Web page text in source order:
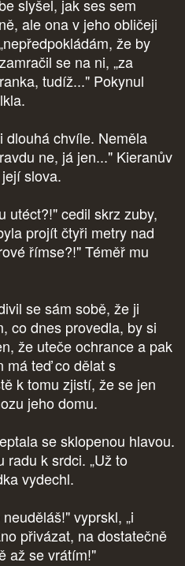
slyšel, jak ses sem
ale ona v jeho obličeji
že by
se na ni, „za
tudíž..." Pokynul
dlouhá chvíle. Neměla
ne, já jen..." Kieranův
slova.
utéct?!" cedil skrz zuby,
projít čtyři metry nad
římse?!" Téměř mu
se sám sobě, že ji
co dnes provedla, by si
že uteče ochrance a pak
má teď co dělat s
k tomu zjistí, že se jen
jeho domu.
se sklopenou hlavou.
radu k srdci. „Už to
vydechl.
vyprskl, „i
přivázat, na dostatečně
až se vrátím!"